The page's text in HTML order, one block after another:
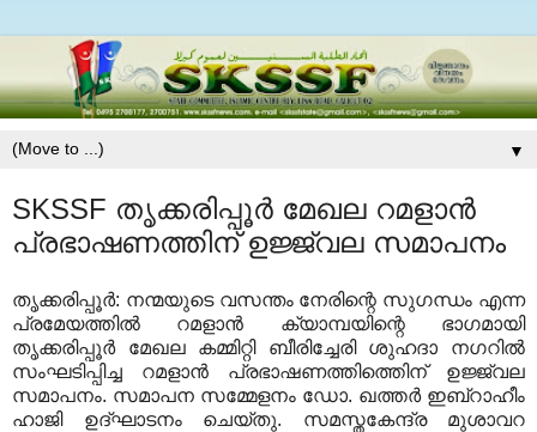
▼
SKSSF തൃക്കരിപ്പൂര്‍ മേഖല റമളാന്‍
പ്രഭാഷണത്തിന് ഉജ്ജ്വല സമാപനം
തൃക്കരിപ്പൂര്‍: നന്മയുടെ വസന്തം നേരിന്റെ സുഗന്ധം എന്ന
പ്രമേയത്തില്‍ റമളാന്‍ ക്യാമ്പയിന്റെ ഭാഗമായി
തൃക്കരിപ്പൂര്‍ മേഖല കമ്മിറ്റി ബീരിച്ചേരി ശുഹദാ നഗറില്‍
സംഘടിപ്പിച്ച റമളാന്‍ പ്രഭാഷണത്തിത്തെിന് ഉജ്ജ്വല
സമാപനം. സമാപന സമ്മേളനം ഡോ. ഖത്തര്‍ ഇബ്‌റാഹീം
ഹാജി ഉദ്ഘാടനം ചെയ്തു. സമസ്തകേന്ദ്ര മുശാവറ